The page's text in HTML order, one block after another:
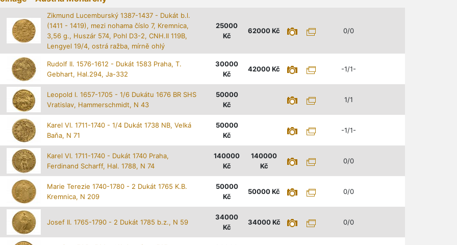
Zikmund Lucemburský 1387-1437 - Dukát b.l.
(1411 - 1419), mezi nohama číslo 7, Kremnica,
3,56 g., Huszár 574, Pohl D3-2, CNH.II 119B,
Lengyel 19/4, ostrá ražba, mírně ohlý
25000
Kč
62000Kč 0/0
Rudolf II. 1576-1612 - Dukát 1583 Praha, T.
Gebhart, Hal.294, Ja-332
30000
Kč
42000Kč -1/1-
Leopold I. 1657-1705 - 1/6 Dukátu 1676 BR SHS
Vratislav, Hammerschmidt, N 43
50000
Kč
1/1
Karel VI. 1711-1740 - 1/4 Dukát 1738 NB, Velká
Baňa, N 71
50000
Kč
-1/1-
Karel VI. 1711-1740 - Dukát 1740 Praha,
Ferdinand Scharff, Hal. 1788, N 74
140000
Kč
140000
Kč
0/0
Marie Terezie 1740-1780 - 2 Dukát 1765 K.B.
Kremnica, N 209
50000
Kč
50000Kč 0/0
Josef II. 1765-1790 - 2 Dukát 1785 b.z., N 59
34000
Kč
34000 Kč 0/0